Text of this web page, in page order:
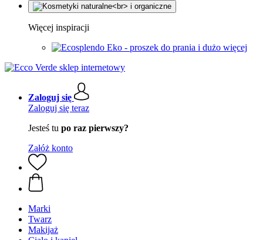
Więcej inspiracji
Eko - proszek do prania i dużo więcej
Zaloguj się
Zaloguj się teraz
Jesteś tu po raz pierwszy?
Załóż konto
Marki
Twarz
Makijaż